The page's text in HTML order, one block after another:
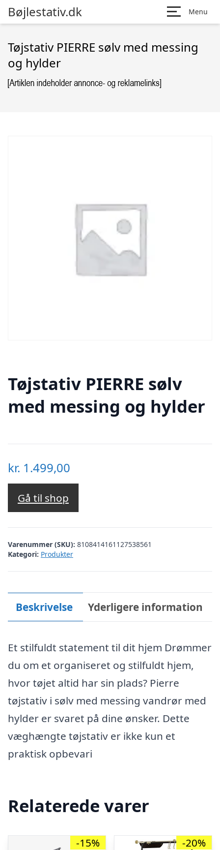
Bøjlestativ.dk Menu
Tøjstativ PIERRE sølv med messing
og hylder
Tøjstativ PIERRE sølv
med messing og hylder
kr. 1.499,00
Gå til shop
Varenummer (SKU): 8108414161127538561
Kategori: Produkter
Beskrivelse Yderligere information
Et stilfuldt statement til dit hjem Drømmer
du om et organiseret og stilfuldt hjem,
hvor tøjet altid har sin plads? Pierre
tøjstativ i sølv med messing vandrør med
hylder er svaret på dine ønsker. Dette
væghængte tøjstativ er ikke kun et
praktisk opbevari
Relaterede varer
-15% -20%